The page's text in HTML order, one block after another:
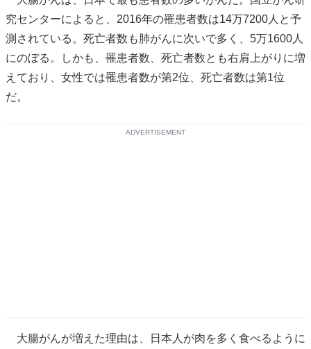
究センターによると、2016年の罹患者数は14万7200人と予
測されている。死亡者数も肺がんに次いで多く、5万1600人
にのぼる。しかも、罹患者数、死亡者数とも右肩上がりに増
えており、女性では罹患者数が第2位、死亡者数は第1位
だ。
ADVERTISEMENT
大腸がんが増えた理由は、日本人が肉を多く食べるように